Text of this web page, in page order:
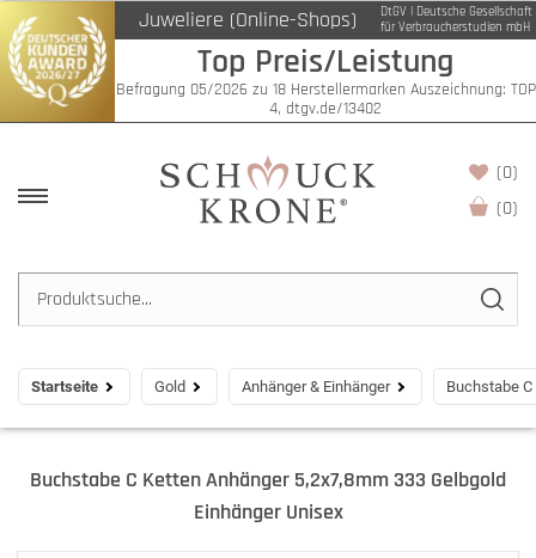
Juweliere (Online-Shops)
DtGV | Deutsche Gesellschaft
für Verbraucherstudien mbH
Top Preis/Leistung
Befragung 05/2026 zu 18 Herstellermarken Auszeichnung: TOP
4, dtgv.de/13402
(0)
(0)
Startseite Gold Anhänger & Einhänger Buchstabe
Buchstabe C Ketten Anhänger 5,2x7,8mm 333 Gelbgold
Einhänger Unisex